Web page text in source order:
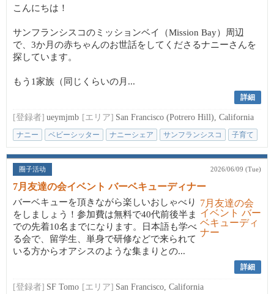
こんにちは！
サンフランシスコのミッションベイ（Mission Bay）周辺
で、3か月の赤ちゃんのお世話をしてくださるナニーさんを
探しています。
もう1家族（同じくらいの月...
詳細
[登録者] ueymjmb [エリア] San Francisco (Potrero Hill), California
ナニー ベビーシッター ナニーシェア サンフランシスコ 子育て
圈子活动 2026/06/09 (Tue)
7月友達の会イベント バーベキューディナー
バーベキューを頂きながら楽しいおしゃべり
をしましょう！参加費は無料で40代前後半ま
での先着10名までになります。日本語も学べ
る会で、留学生、単身で研修などで来られて
いる方からオアシスのような集まりとの...
詳細
[登録者] SF Tomo [エリア] San Francisco, California